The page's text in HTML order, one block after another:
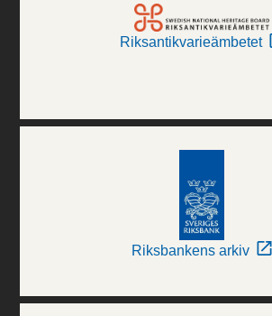
Riksantikvarieämbetet
Riksbankens arkiv